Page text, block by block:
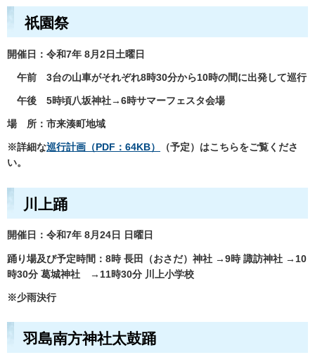
祇園祭
開催日：令和7年 8月2日土曜日
午前 3台の山車がそれぞれ8時30分から10時の間に出発して巡行
午後 5時頃八坂神社→6時サマーフェスタ会場
場 所：市来湊町地域
※詳細な巡行計画（PDF：64KB）
（予定）はこちらをご覧くださ
い。
川上踊
開催日：令和7年 8月24日 日曜日
踊り場及び予定時間：8時 長田（おさだ）神社 →9時 諏訪神社 →10
時30分 葛城神社 →11時30分 川上小学校
※少雨決行
羽島南方神社太鼓踊